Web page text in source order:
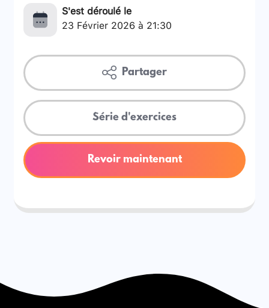
S'est déroulé le
23 Février 2026 à 21:30
Partager
Série d'exercices
Revoir maintenant